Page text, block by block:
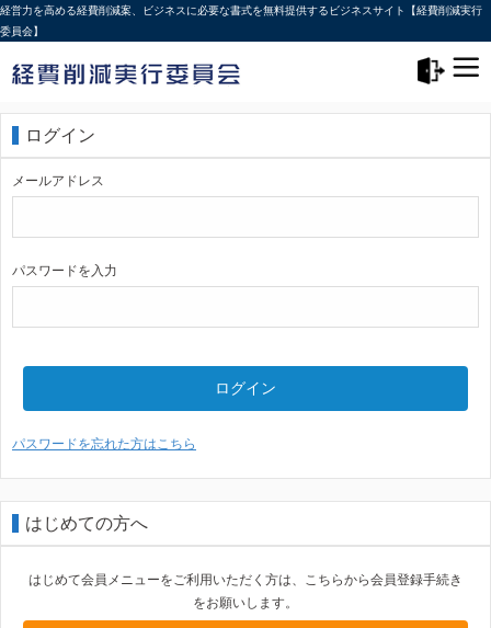
経営力を高める経費削減案、ビジネスに必要な書式を無料提供するビジネスサイト【経費削減実行
委員会】
ログイン
メールアドレス
パスワードを入力
ログイン
パスワードを忘れた方はこちら
はじめての方へ
はじめて会員メニューをご利用いただく方は、こちらから会員登録手続き
をお願いします。